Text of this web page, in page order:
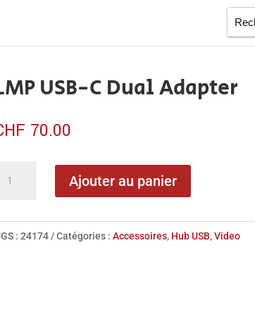
USB-C Dual Adapter
70.00
Ajouter au panier
: 24174 Catégories : Accessoires, Hub USB,Video